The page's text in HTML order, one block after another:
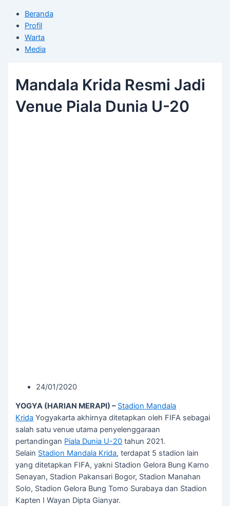
Beranda
Profil
Warta
Media
Mandala Krida Resmi Jadi
Venue Piala Dunia U-20
24/01/2020
YOGYA (HARIAN MERAPI) – Stadion Mandala
Krida Yogyakarta akhirnya ditetapkan oleh FIFA sebagai
salah satu venue utama penyelenggaraan
pertandingan Piala Dunia U-20 tahun 2021.
Selain Stadion Mandala Krida, terdapat 5 stadion lain
yang ditetapkan FIFA, yakni Stadion Gelora Bung Karno
Senayan, Stadion Pakansari Bogor, Stadion Manahan
Solo, Stadion Gelora Bung Tomo Surabaya dan Stadion
Kapten I Wayan Dipta Gianyar.